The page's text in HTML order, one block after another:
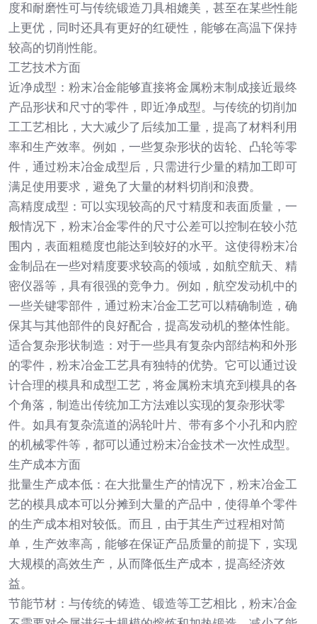
度和耐磨性可与传统锻造刀具相媲美，甚至在某些性能
上更优，同时还具有更好的红硬性，能够在高温下保持
较高的切削性能。
工艺技术方面
近净成型：粉末冶金能够直接将金属粉末制成接近最终
产品形状和尺寸的零件，即近净成型。与传统的切削加
工工艺相比，大大减少了后续加工量，提高了材料利用
率和生产效率。例如，一些复杂形状的齿轮、凸轮等零
件，通过粉末冶金成型后，只需进行少量的精加工即可
满足使用要求，避免了大量的材料切削和浪费。
高精度成型：可以实现较高的尺寸精度和表面质量，一
般情况下，粉末冶金零件的尺寸公差可以控制在较小范
围内，表面粗糙度也能达到较好的水平。这使得粉末冶
金制品在一些对精度要求较高的领域，如航空航天、精
密仪器等，具有很强的竞争力。例如，航空发动机中的
一些关键零部件，通过粉末冶金工艺可以精确制造，确
保其与其他部件的良好配合，提高发动机的整体性能。
适合复杂形状制造：对于一些具有复杂内部结构和外形
的零件，粉末冶金工艺具有独特的优势。它可以通过设
计合理的模具和成型工艺，将金属粉末填充到模具的各
个角落，制造出传统加工方法难以实现的复杂形状零
件。如具有复杂流道的涡轮叶片、带有多个小孔和内腔
的机械零件等，都可以通过粉末冶金技术一次性成型。
生产成本方面
批量生产成本低：在大批量生产的情况下，粉末冶金工
艺的模具成本可以分摊到大量的产品中，使得单个零件
的生产成本相对较低。而且，由于其生产过程相对简
单，生产效率高，能够在保证产品质量的前提下，实现
大规模的高效生产，从而降低生产成本，提高经济效
益。
节能节材：与传统的铸造、锻造等工艺相比，粉末冶金